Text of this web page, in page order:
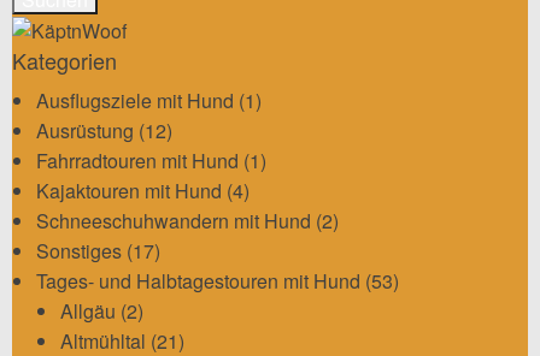
Kategorien
Ausflugsziele mit Hund (1)
Ausrüstung (12)
Fahrradtouren mit Hund (1)
Kajaktouren mit Hund (4)
Schneeschuhwandern mit Hund (2)
Sonstiges (17)
Tages- und Halbtagestouren mit Hund (53)
Allgäu (2)
Altmühltal (21)